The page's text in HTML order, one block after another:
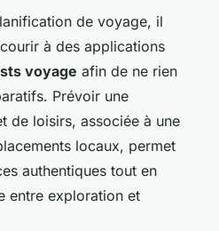
de voyage, il
à des applications
voyage afin de ne rien
Prévoir une
de loisirs, associée à une
locaux, permet
authentiques tout en
entre exploration et